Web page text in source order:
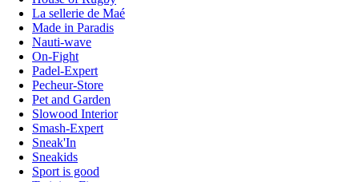
La sellerie de Maé
Made in Paradis
Nauti-wave
On-Fight
Padel-Expert
Pecheur-Store
Pet and Garden
Slowood Interior
Smash-Expert
Sneak'In
Sneakids
Sport is good